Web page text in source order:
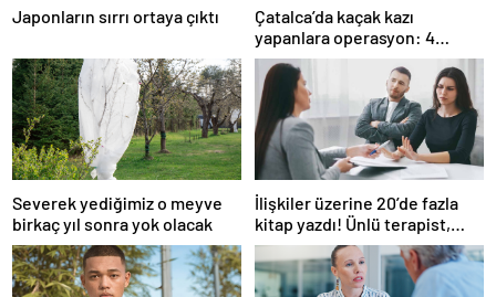
Japonların sırrı ortaya çıktı
Çatalca’da kaçak kazı
yapanlara operasyon: 4
gözaltı
Severek yediğimiz o meyve
birkaç yıl sonra yok olacak
İlişkiler üzerine 20’de fazla
kitap yazdı! Ünlü terapist,
boşanmaların gerçek
suçlularını açıklıyor